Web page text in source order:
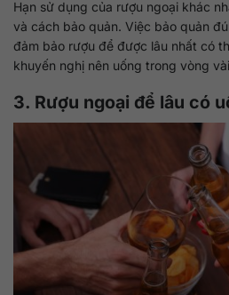
Hạn sử dụng của rượu ngoại khác
và cách bảo quản. Việc bảo quản
đảm bảo rượu để được lâu nhất có
khuyến nghị nên uống trong vòng
3. Rượu ngoại để lâu có